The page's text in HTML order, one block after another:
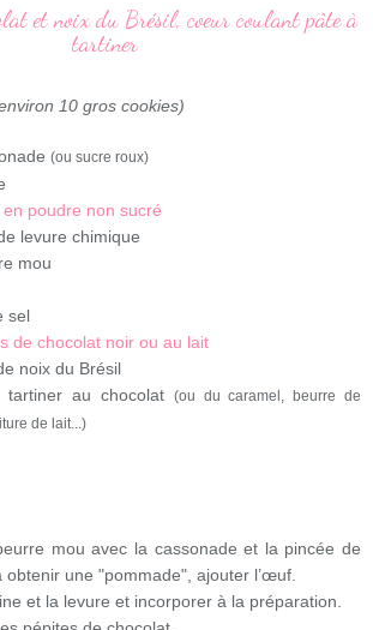
10 gros cookies)
(ou sucre roux)
poudre non sucré
levure chimique
mou
sel
de chocolat noir ou au lait
noix du Brésil
au chocolat (ou du caramel, beurre de
de lait...)
mou avec la cassonade et la pincée de
obtenir une "pommade", ajouter l’œuf.
et la levure et incorporer à la préparation.